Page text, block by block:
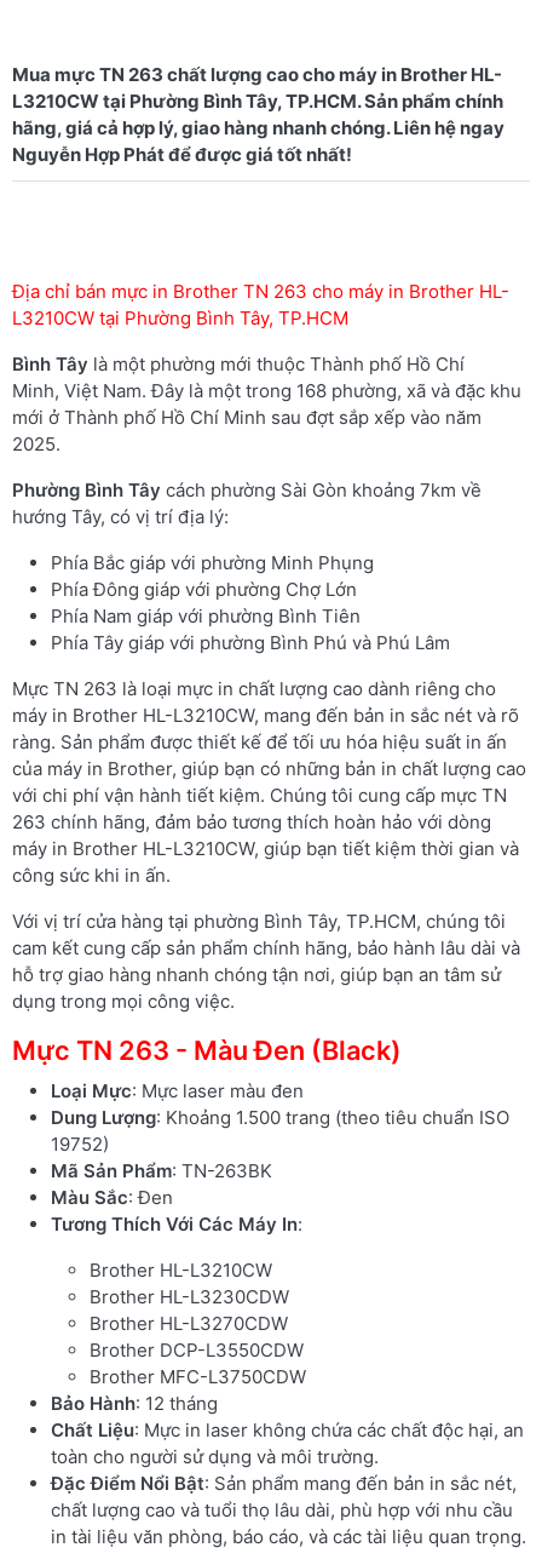
Mua mực TN 263 chất lượng cao cho máy in Brother HL-
L3210CW tại Phường Bình Tây, TP.HCM. Sản phẩm chính
hãng, giá cả hợp lý, giao hàng nhanh chóng. Liên hệ ngay
Địa chỉ bán mực in Brother TN 263 cho máy in Brother HL-
L3210CW tại Phường Bình Tây, TP.HCM
Bình Tây là một phường mới thuộc Thành phố Hồ Chí
Minh, Việt Nam. Đây là một trong 168 phường, xã và đặc khu
mới ở Thành phố Hồ Chí Minh sau đợt sắp xếp vào năm
2025.
Phường Bình Tây cách phường Sài Gòn khoảng 7km về
hướng Tây, có vị trí địa lý:
Phía Bắc giáp với phường Minh Phụng
Phía Đông giáp với phường Chợ Lớn
Phía Nam giáp với phường Bình Tiên
Phía Tây giáp với phường Bình Phú và Phú Lâm
Mực TN 263 là loại mực in chất lượng cao dành riêng cho
máy in Brother HL-L3210CW, mang đến bản in sắc nét và rõ
ràng. Sản phẩm được thiết kế để tối ưu hóa hiệu suất in ấn
của máy in Brother, giúp bạn có những bản in chất lượng cao
với chi phí vận hành tiết kiệm. Chúng tôi cung cấp mực TN
263 chính hãng, đảm bảo tương thích hoàn hảo với dòng
máy in Brother HL-L3210CW, giúp bạn tiết kiệm thời gian và
công sức khi in ấn.
Với vị trí cửa hàng tại phường Bình Tây, TP.HCM, chúng tôi
cam kết cung cấp sản phẩm chính hãng, bảo hành lâu dài và
hỗ trợ giao hàng nhanh chóng tận nơi, giúp bạn an tâm sử
dụng trong mọi công việc.
Mực TN 263 - Màu Đen (Black)
Loại Mực: Mực laser màu đen
Dung Lượng: Khoảng 1.500 trang (theo tiêu chuẩn ISO
19752)
Mã Sản Phẩm: TN-263BK
Màu Sắc: Đen
Tương Thích Với Các Máy In:
Brother HL-L3210CW
Brother HL-L3230CDW
Brother HL-L3270CDW
Brother DCP-L3550CDW
Brother MFC-L3750CDW
Bảo Hành: 12 tháng
Chất Liệu: Mực in laser không chứa các chất độc hại, an
toàn cho người sử dụng và môi trường.
Đặc Điểm Nổi Bật: Sản phẩm mang đến bản in sắc nét,
chất lượng cao và tuổi thọ lâu dài, phù hợp với nhu cầu
in tài liệu văn phòng, báo cáo, và các tài liệu quan trọng.